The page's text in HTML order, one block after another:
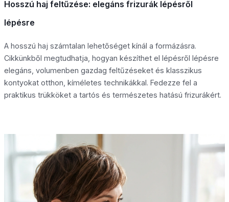
Hosszú haj feltűzése: elegáns frizurák lépésről
lépésre
A hosszú haj számtalan lehetőséget kínál a formázásra.
Cikkünkből megtudhatja, hogyan készíthet el lépésről lépésre
elegáns, volumenben gazdag feltűzéseket és klasszikus
kontyokat otthon, kíméletes technikákkal. Fedezze fel a
praktikus trükköket a tartós és természetes hatású frizurákért.